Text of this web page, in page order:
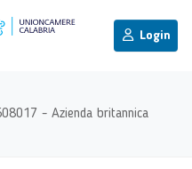
Login
principale
- Azienda britannica